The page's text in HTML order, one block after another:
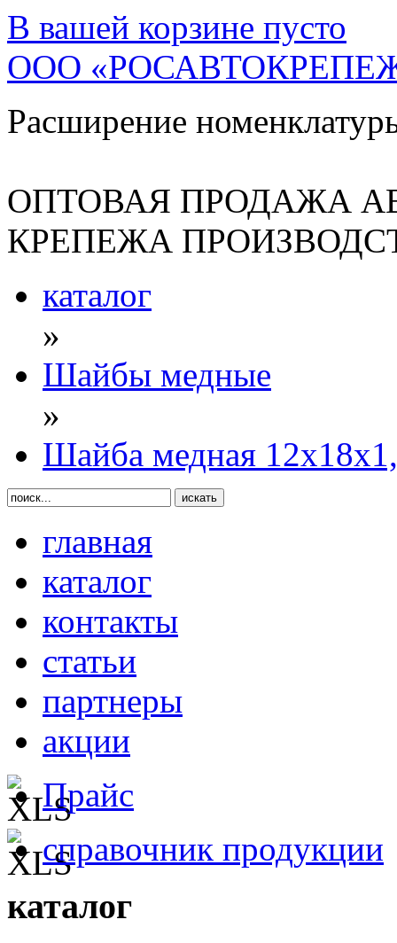
В вашей корзине пусто
ООО
Расширение
ОПТОВАЯ ПРОДАЖА
КРЕПЕЖА
каталог
»
Шайбы медные
»
Шайба медная
главная
каталог
контакты
статьи
партнеры
акции
Прайс
справочник продукции
каталог